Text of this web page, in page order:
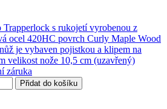
s rukojetí vyrobenou z
ocel 420HC povrch Curly Maple Wood
je vybaven pojistkou a klipem na
velikost nože 10,5 cm (uzavřený)
záruka
Přidat do košíku